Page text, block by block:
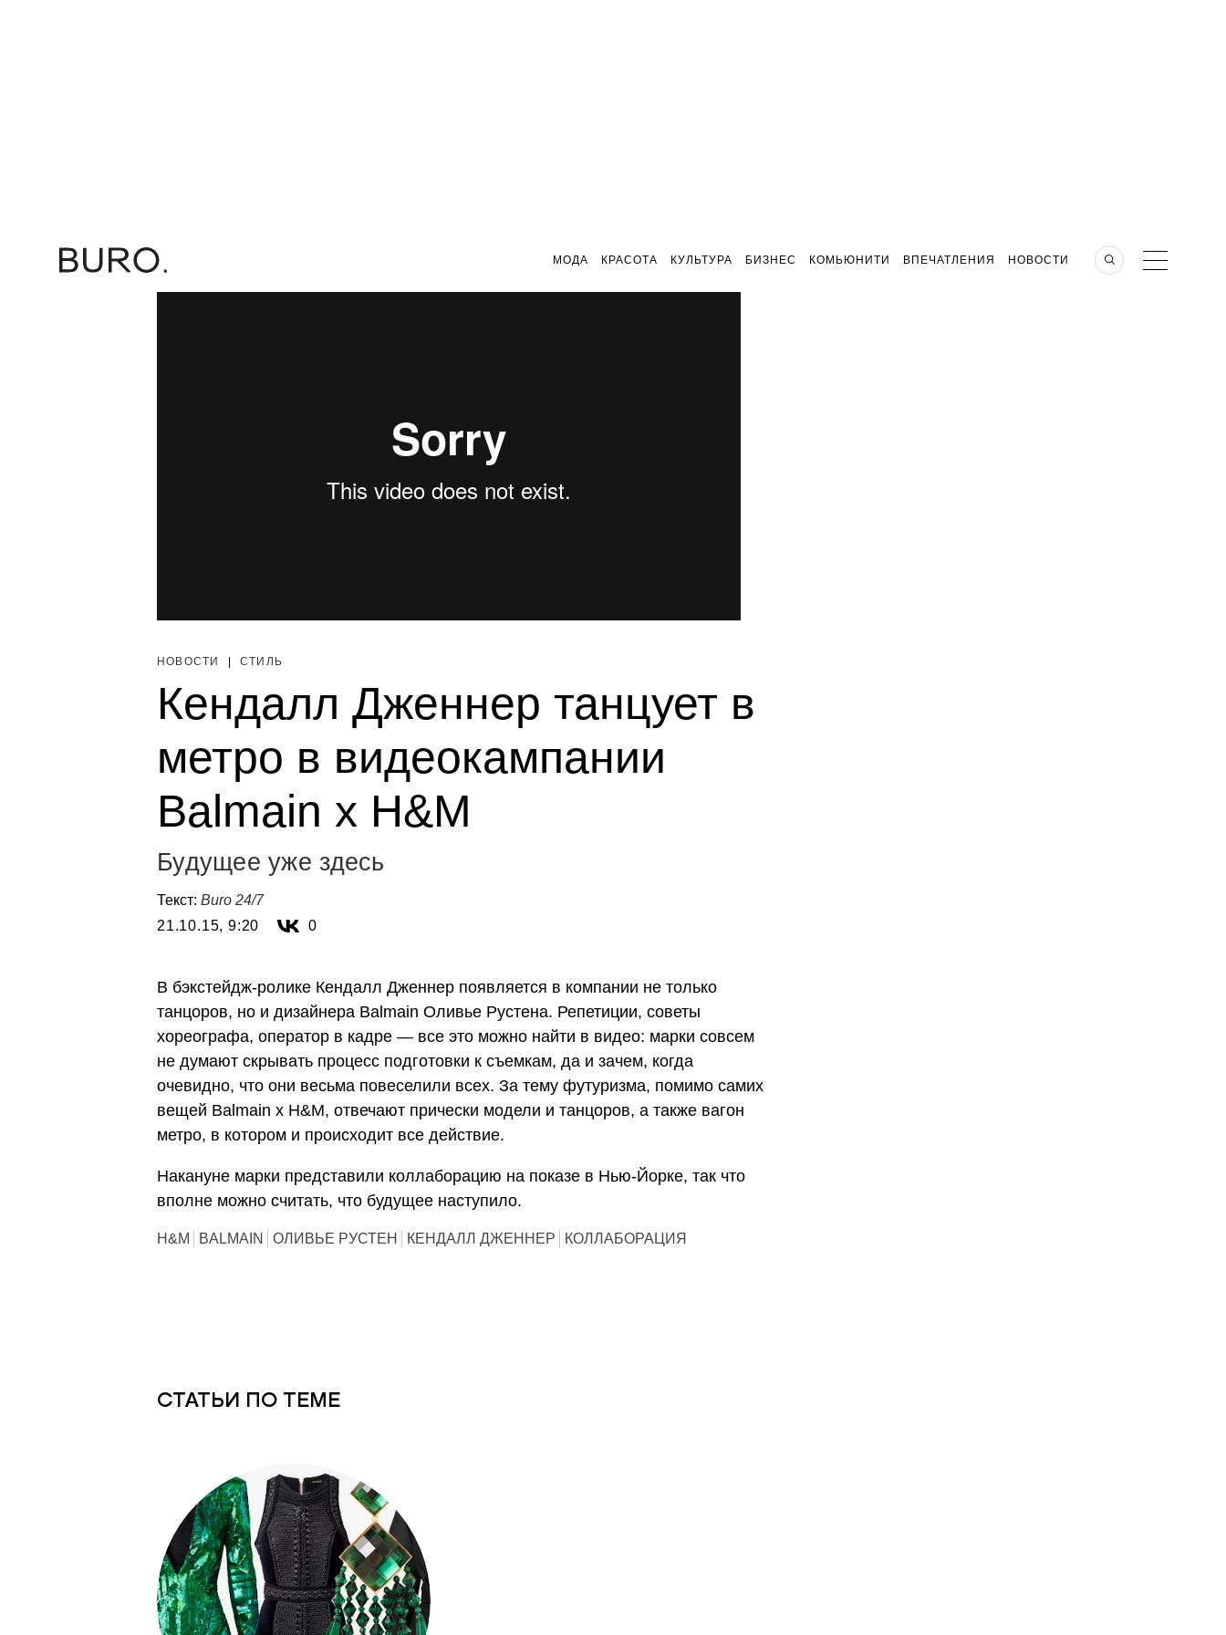
МОДА КРАСОТА КУЛЬТУРА БИЗНЕС КОМЬЮНИТИ ВПЕЧАТЛЕНИЯ НОВОСТИ
НОВОСТИ СТИЛЬ
Кендалл Дженнер танцует в
метро в видеокампании
Balmain x H&M
Будущее уже здесь
Текст: Buro 24/7
21.10.15, 9:20
0
В бэкстейдж-ролике Кендалл Дженнер появляется в компании не только
танцоров, но и дизайнера Balmain Оливье Рустена. Репетиции, советы
хореографа, оператор в кадре — все это можно найти в видео: марки совсем
не думают скрывать процесс подготовки к съемкам, да и зачем, когда
очевидно, что они весьма повеселили всех. За тему футуризма, помимо самих
вещей Balmain x H&M, отвечают прически модели и танцоров, а также вагон
метро, в котором и происходит все действие.
Накануне марки представили коллаборацию на показе в Нью-Йорке, так что
вполне можно считать, что будущее наступило.
H&M BALMAIN ОЛИВЬЕ РУСТЕН КЕНДАЛЛ ДЖЕННЕР КОЛЛАБОРАЦИЯ
СТАТЬИ ПО ТЕМЕ